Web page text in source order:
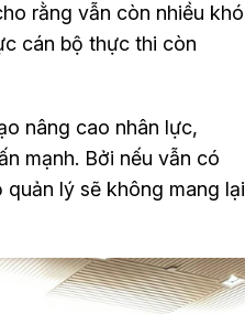
rằng vẫn còn nhiều khó
cán bộ thực thi còn
nâng cao nhân lực,
mạnh. Bởi nếu vẫn có
lý sẽ không mang lại